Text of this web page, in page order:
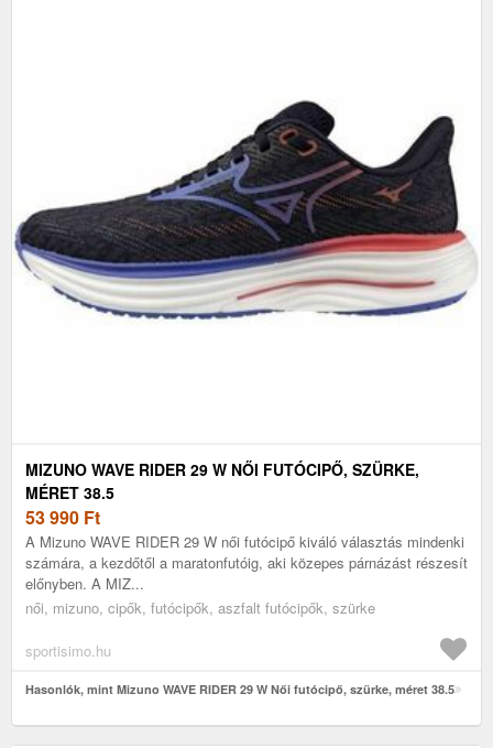
MIZUNO WAVE RIDER 29 W NŐI FUTÓCIPŐ, SZÜRKE,
MÉRET 38.5
53 990 Ft
A Mizuno WAVE RIDER 29 W női futócipő kiváló választás mindenki
számára, a kezdőtől a maratonfutóig, aki közepes párnázást részesít
előnyben. A MIZ...
női, mizuno, cipők, futócipők, aszfalt futócipők, szürke
sportisimo.hu
Hasonlók, mint Mizuno WAVE RIDER 29 W Női futócipő, szürke, méret 38.5